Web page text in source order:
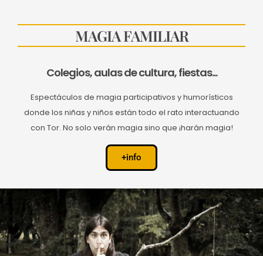
MAGIA FAMILIAR
Colegios, aulas de cultura, fiestas...
Espectáculos de magia participativos y humorísticos
donde los niñas y niños están todo el rato interactuando
con Tor. No solo verán magia sino que ¡harán magia!
+info